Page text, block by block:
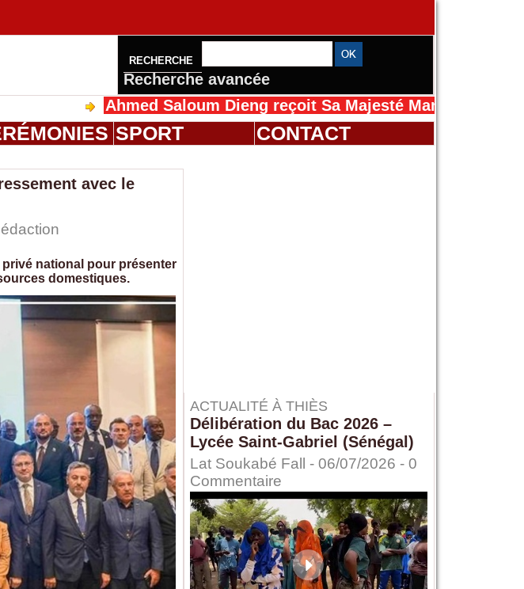
RECHERCHE
Recherche avancée
Ahmed Saloum Dieng reçoit Sa Majesté Mansah Cissé au
SPORT CONTACT
avec le
national pour présenter
domestiques.
ACTUALITÉ À THIÈS
Délibération du Bac 2026 –
Lycée Saint-Gabriel (Sénégal)
Lat Soukabé Fall - 06/07/2026 - 0
Commentaire